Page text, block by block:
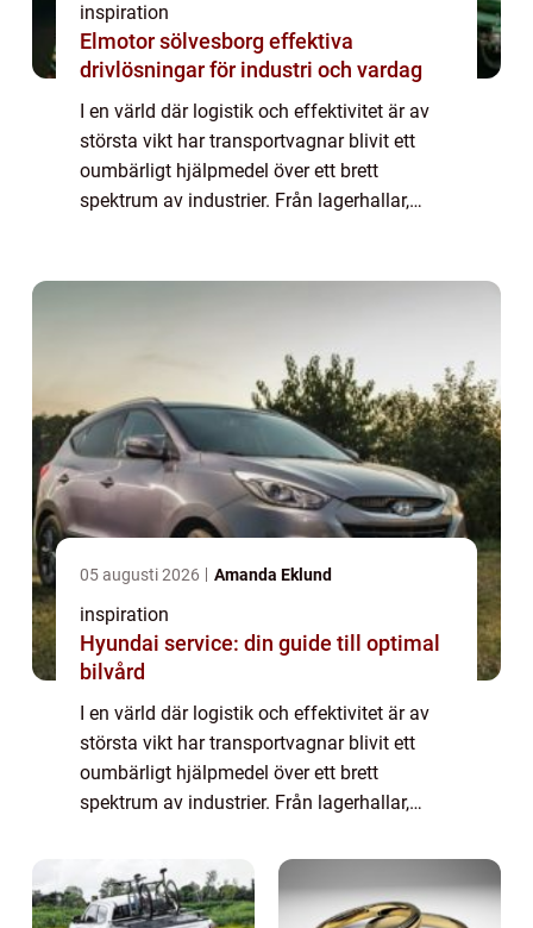
inspiration
Elmotor sölvesborg effektiva
drivlösningar för industri och vardag
I en värld där logistik och effektivitet är av
största vikt har transportvagnar blivit ett
oumbärligt hjälpmedel över ett brett
spektrum av industrier. Från lagerhallar,
05 augusti 2026 Amanda Eklund
inspiration
Hyundai service: din guide till optimal
bilvård
I en värld där logistik och effektivitet är av
största vikt har transportvagnar blivit ett
oumbärligt hjälpmedel över ett brett
spektrum av industrier. Från lagerhallar,